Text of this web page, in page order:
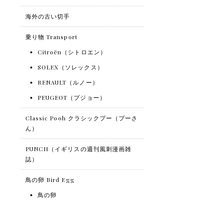
海外の古い切手
乗り物 Transport
Citroën（シトロエン）
SOLEX（ソレックス）
RENAULT（ルノー）
PEUGEOT（プジョー）
Classic Pooh クラシックプー（プーさ
ん）
PUNCH（イギリスの週刊風刺漫画雑
誌）
鳥の卵 Bird Egg
鳥の卵